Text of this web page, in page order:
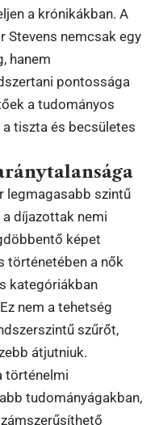
a krónikákban. A
Stevens nemcsak egy
hanem
pontossága
a tudományos
tiszta és becsületes
legmagasabb szintű
díjazottak nemi
képet
történetében a nők
kategóriákban
nem a tehetség
szűrőt,
átjutniuk.
történelmi
tudományágakban,